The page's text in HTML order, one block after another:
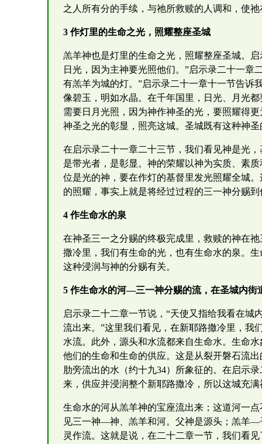
之人所有分的手续，与祂所救赎的人调和，使
3 作灯里的生命之光，照耀整座圣城
羔羊神也是灯里的生命之光，照耀整座圣城。
日光，因为主神要光照他们。”启示录二十一章
有羔羊为城的灯。”启示录二十一章十一节告诉
像碧玉，明如水晶。在千年国里，日光、月光
需要日月光照，因为神作神圣的光，要照耀得
神圣之光的彰显，照亮这城。圣城既有这种神
在启示录二十一章二十三节，我们看见神是光
是带光者，是彰显。神的荣耀以神为实质、素
位是光的神，要在作灯的基督里发光照耀全城
的照耀，事实上就是将经过过程的三一神分赐
4 作生命水的泉
在神圣三一之分赐的终极完成里，救赎的神在
撒冷里，我们有生命的光，也有生命水的泉。
这种浸润与神的分赐有关。
5 作生命水的河—三一神分赐的流，在圣城内街
启示录二十二章一节说，“天使又指给我看在
流出来。”这里我们看见，在新耶路撒冷里，我
水流。此外，源头和水流都来自生命水。生命
他们的生命和生命的供应。这是从裂开磐石流
肋旁流出的水（约十九34）所象征的。在启示
来，供应并浸润整个新耶路撒冷，所以这城充
生命水的河从羔羊神的宝座流出来；这道河一
见三一神—神、羔羊和河。父神是源头；羔羊
灵作流。这就是说，在二十二章一节，我们看